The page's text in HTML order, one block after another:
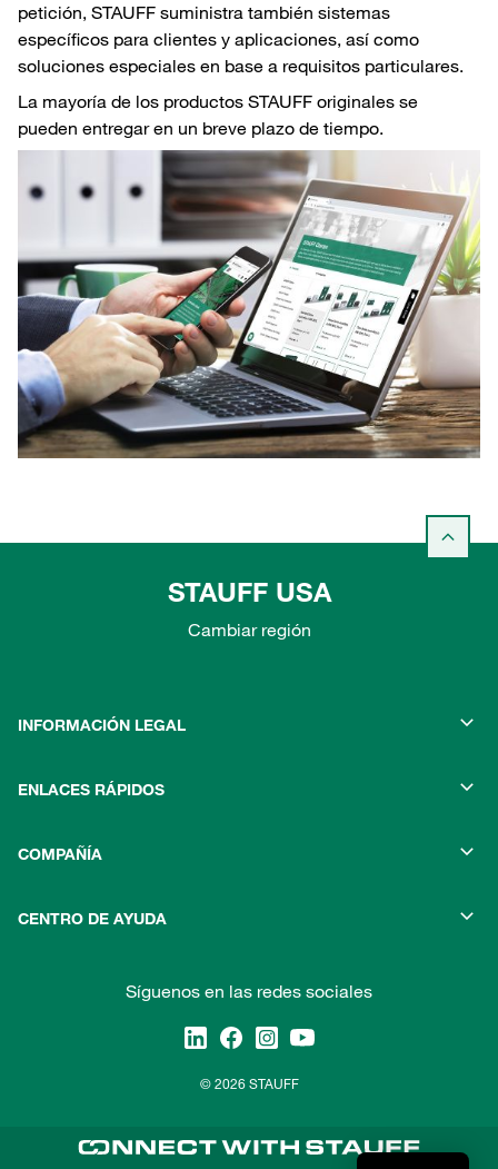
petición, STAUFF suministra también sistemas
específicos para clientes y aplicaciones, así como
soluciones especiales en base a requisitos particulares.
La mayoría de los productos STAUFF originales se
pueden entregar en un breve plazo de tiempo.
STAUFF USA
Cambiar región
INFORMACIÓN LEGAL
ENLACES RÁPIDOS
COMPAÑÍA
CENTRO DE AYUDA
Síguenos en las redes sociales
© 2026 STAUFF